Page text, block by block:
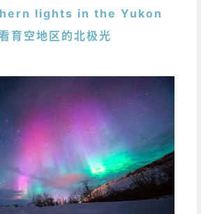
lights in the Yukon
育空地区的北极光